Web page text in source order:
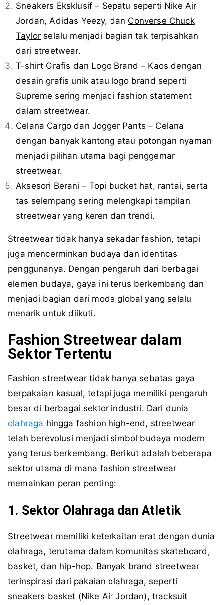
Sneakers Eksklusif – Sepatu seperti Nike Air
Jordan, Adidas Yeezy, dan Converse Chuck
Taylor selalu menjadi bagian tak terpisahkan
dari streetwear.
T-shirt Grafis dan Logo Brand – Kaos dengan
desain grafis unik atau logo brand seperti
Supreme sering menjadi fashion statement
dalam streetwear.
Celana Cargo dan Jogger Pants – Celana
dengan banyak kantong atau potongan nyaman
menjadi pilihan utama bagi penggemar
streetwear.
Aksesori Berani – Topi bucket hat, rantai, serta
tas selempang sering melengkapi tampilan
streetwear yang keren dan trendi.
Streetwear tidak hanya sekadar fashion, tetapi
juga mencerminkan budaya dan identitas
penggunanya. Dengan pengaruh dari berbagai
elemen budaya, gaya ini terus berkembang dan
menjadi bagian dari mode global yang selalu
menarik untuk diikuti.
Fashion Streetwear dalam
Sektor Tertentu
Fashion streetwear tidak hanya sebatas gaya
berpakaian kasual, tetapi juga memiliki pengaruh
besar di berbagai sektor industri. Dari dunia
olahraga hingga fashion high-end, streetwear
telah berevolusi menjadi simbol budaya modern
yang terus berkembang. Berikut adalah beberapa
sektor utama di mana fashion streetwear
memainkan peran penting:
1. Sektor Olahraga dan Atletik
Streetwear memiliki keterkaitan erat dengan dunia
olahraga, terutama dalam komunitas skateboard,
basket, dan hip-hop. Banyak brand streetwear
terinspirasi dari pakaian olahraga, seperti
sneakers basket (Nike Air Jordan), tracksuit